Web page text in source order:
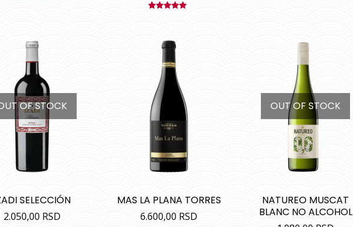
OF STOCK
SELECCIÓN
2.050,00 RSD
MAS LA PLANA TORRES
6.600,00 RSD
OUT OF STOCK
NATUREO MUSCAT
BLANC NO ALCOHOL